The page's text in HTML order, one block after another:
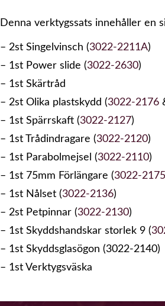
Denna verktygssats innehåller en
– 2st Singelvinsch (3022-2211A)
– 1st Power slide (3022-2630)
– 1st Skärtråd
– 2st Olika plastskydd (3022-2176
– 1st Spärrskaft (3022-2127)
– 1st Trådindragare (3022-2120)
– 1st Parabolmejsel (3022-2110)
– 1st 75mm Förlängare (3022-2175
– 1st Nålset (3022-2136)
– 2st Petpinnar (3022-2130)
– 1st Skyddshandskar storlek 9 (
– 1st Skyddsglasögon (3022-2140)
– 1st Verktygsväska